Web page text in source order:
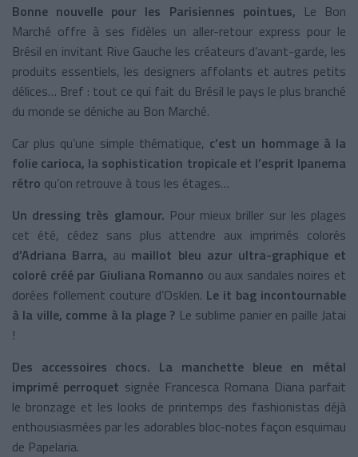
Bonne nouvelle pour les Parisiennes pointues, Le Bon
Marché offre à ses fidèles un aller-retour express pour le
Brésil en invitant Rive Gauche les créateurs d’avant-garde, les
produits essentiels, les designers affolants et autres petits
délices… Bref : tout ce qui fait du Brésil le pays le plus branché
du monde se déniche au Bon Marché.
Car plus qu’une simple thématique, c’est un hommage à la
folie carioca, la sophistication tropicale et l’esprit Ipanema
rétro qu’on retrouve à tous les étages…
Un dressing très glamour. Pour mieux briller sur les plages
cet été, cédez sans plus attendre aux imprimés colorés
d’Adriana Barra, au maillot bleu azur ultra-graphique et
coloré créé par Giuliana Romanno ou aux sandales noires et
dorées follement couture d’Osklen. Le it bag incontournable
à la ville, comme à la plage ? Le sublime panier en paille Jatai
!
Des accessoires chocs. La manchette bleue en métal
imprimé perroquet signée Francesca Romana Diana parfait
le bronzage et les looks de printemps des fashionistas déjà
enthousiasmées par les adorables bloc-notes façon esquimau
de Papelaria.